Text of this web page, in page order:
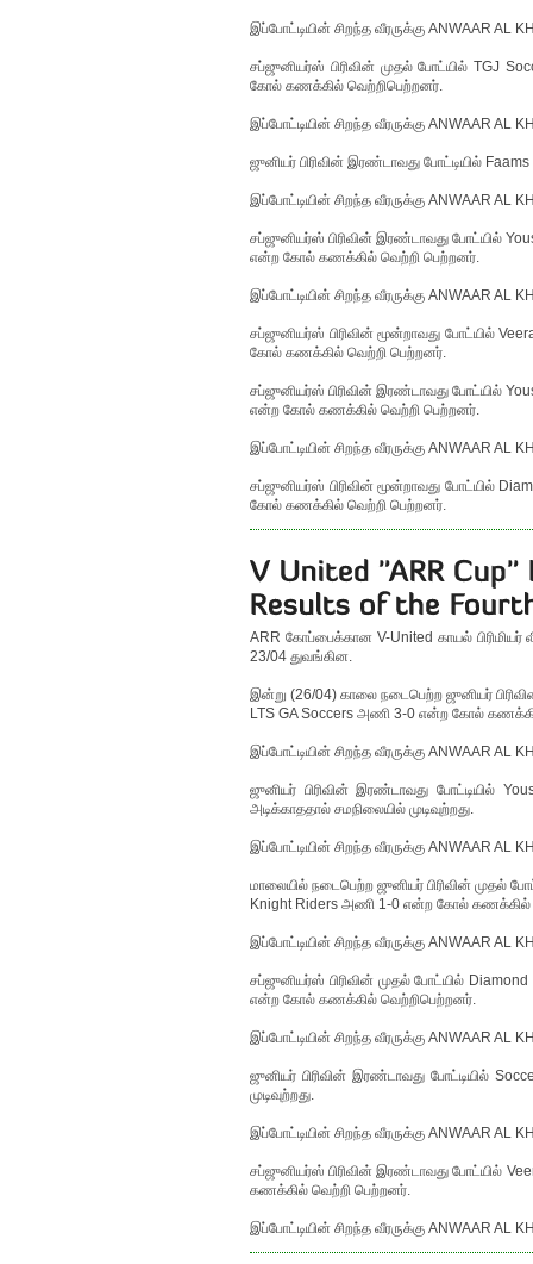
இப்போட்டியின் சிறந்த வீரருக்கு ANWAAR AL
சப்ஜுனியர்ஸ் பிரிவின் முதல் போட்யில் TGJ
கோல் கணக்கில் வெற்றிபெற்றனர்.
இப்போட்டியின் சிறந்த வீரருக்கு ANWAAR AL
ஜுனியர் பிரிவின் இரண்டாவது போட்டியில்
இப்போட்டியின் சிறந்த வீரருக்கு ANWAAR AL
சப்ஜுனியர்ஸ் பிரிவின் இரண்டாவது போட்யில்
என்ற கோல் கணக்கில் வெற்றி பெற்றனர்.
இப்போட்டியின் சிறந்த வீரருக்கு ANWAAR AL
சப்ஜுனியர்ஸ் பிரிவின் மூன்றாவது போட்யில்
கோல் கணக்கில் வெற்றி பெற்றனர்.
சப்ஜுனியர்ஸ் பிரிவின் இரண்டாவது போட்யில்
என்ற கோல் கணக்கில் வெற்றி பெற்றனர்.
இப்போட்டியின் சிறந்த வீரருக்கு ANWAAR AL
சப்ஜுனியர்ஸ் பிரிவின் மூன்றாவது போட்யில்
கோல் கணக்கில் வெற்றி பெற்றனர்.
ARR கோப்பைக்கான V-United காயல் பிரிமியர்
23/04 துவங்கின.
இன்று (26/04) காலை நடைபெற்ற ஜுனியர்
LTS GA Soccers அணி 3-0 என்ற கோல்
இப்போட்டியின் சிறந்த வீரருக்கு ANWAAR AL
ஜுனியர் பிரிவின் இரண்டாவது போட்டியில்
அடிக்காததால் சமநிலையில் முடிவுற்றது.
இப்போட்டியின் சிறந்த வீரருக்கு ANWAAR AL
மாலையில் நடைபெற்ற ஜுனியர் பிரிவின் முதல்
Knight Riders அணி 1-0 என்ற கோல் கணக்கில்
இப்போட்டியின் சிறந்த வீரருக்கு ANWAAR AL
சப்ஜுனியர்ஸ் பிரிவின் முதல் போட்யில்
என்ற கோல் கணக்கில் வெற்றிபெற்றனர்.
இப்போட்டியின் சிறந்த வீரருக்கு ANWAAR AL
ஜுனியர் பிரிவின் இரண்டாவது போட்டியில்
முடிவுற்றது.
இப்போட்டியின் சிறந்த வீரருக்கு ANWAAR AL
சப்ஜுனியர்ஸ் பிரிவின் இரண்டாவது போட்யில்
கணக்கில் வெற்றி பெற்றனர்.
இப்போட்டியின் சிறந்த வீரருக்கு ANWAAR AL